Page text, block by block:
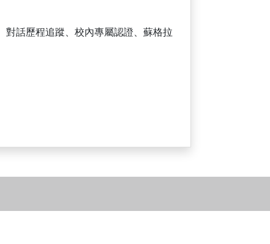
對話歷程追蹤、 校內專屬認證、 蘇格拉